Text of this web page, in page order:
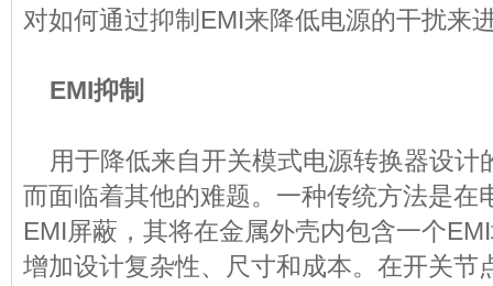
对如何通过抑制EMI来降低电源的干扰来
EMI抑制
用于降低来自开关模式电源转换器设计
而面临着其他的难题。一种传统方法是在
EMI屏蔽，其将在金属外壳内包含一个
增加设计复杂性、尺寸和成本。在开关节